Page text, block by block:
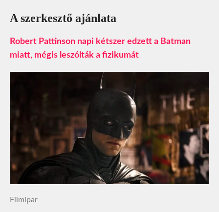
A szerkesztő ajánlata
Robert Pattinson napi kétszer edzett a Batman
miatt, mégis leszólták a fizikumát
Filmipar